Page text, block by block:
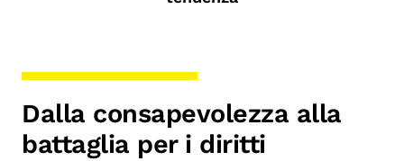
Dalla consapevolezza alla
battaglia per i diritti